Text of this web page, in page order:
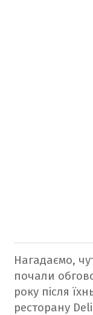
Нагадаємо,
почали
року після
ресторану